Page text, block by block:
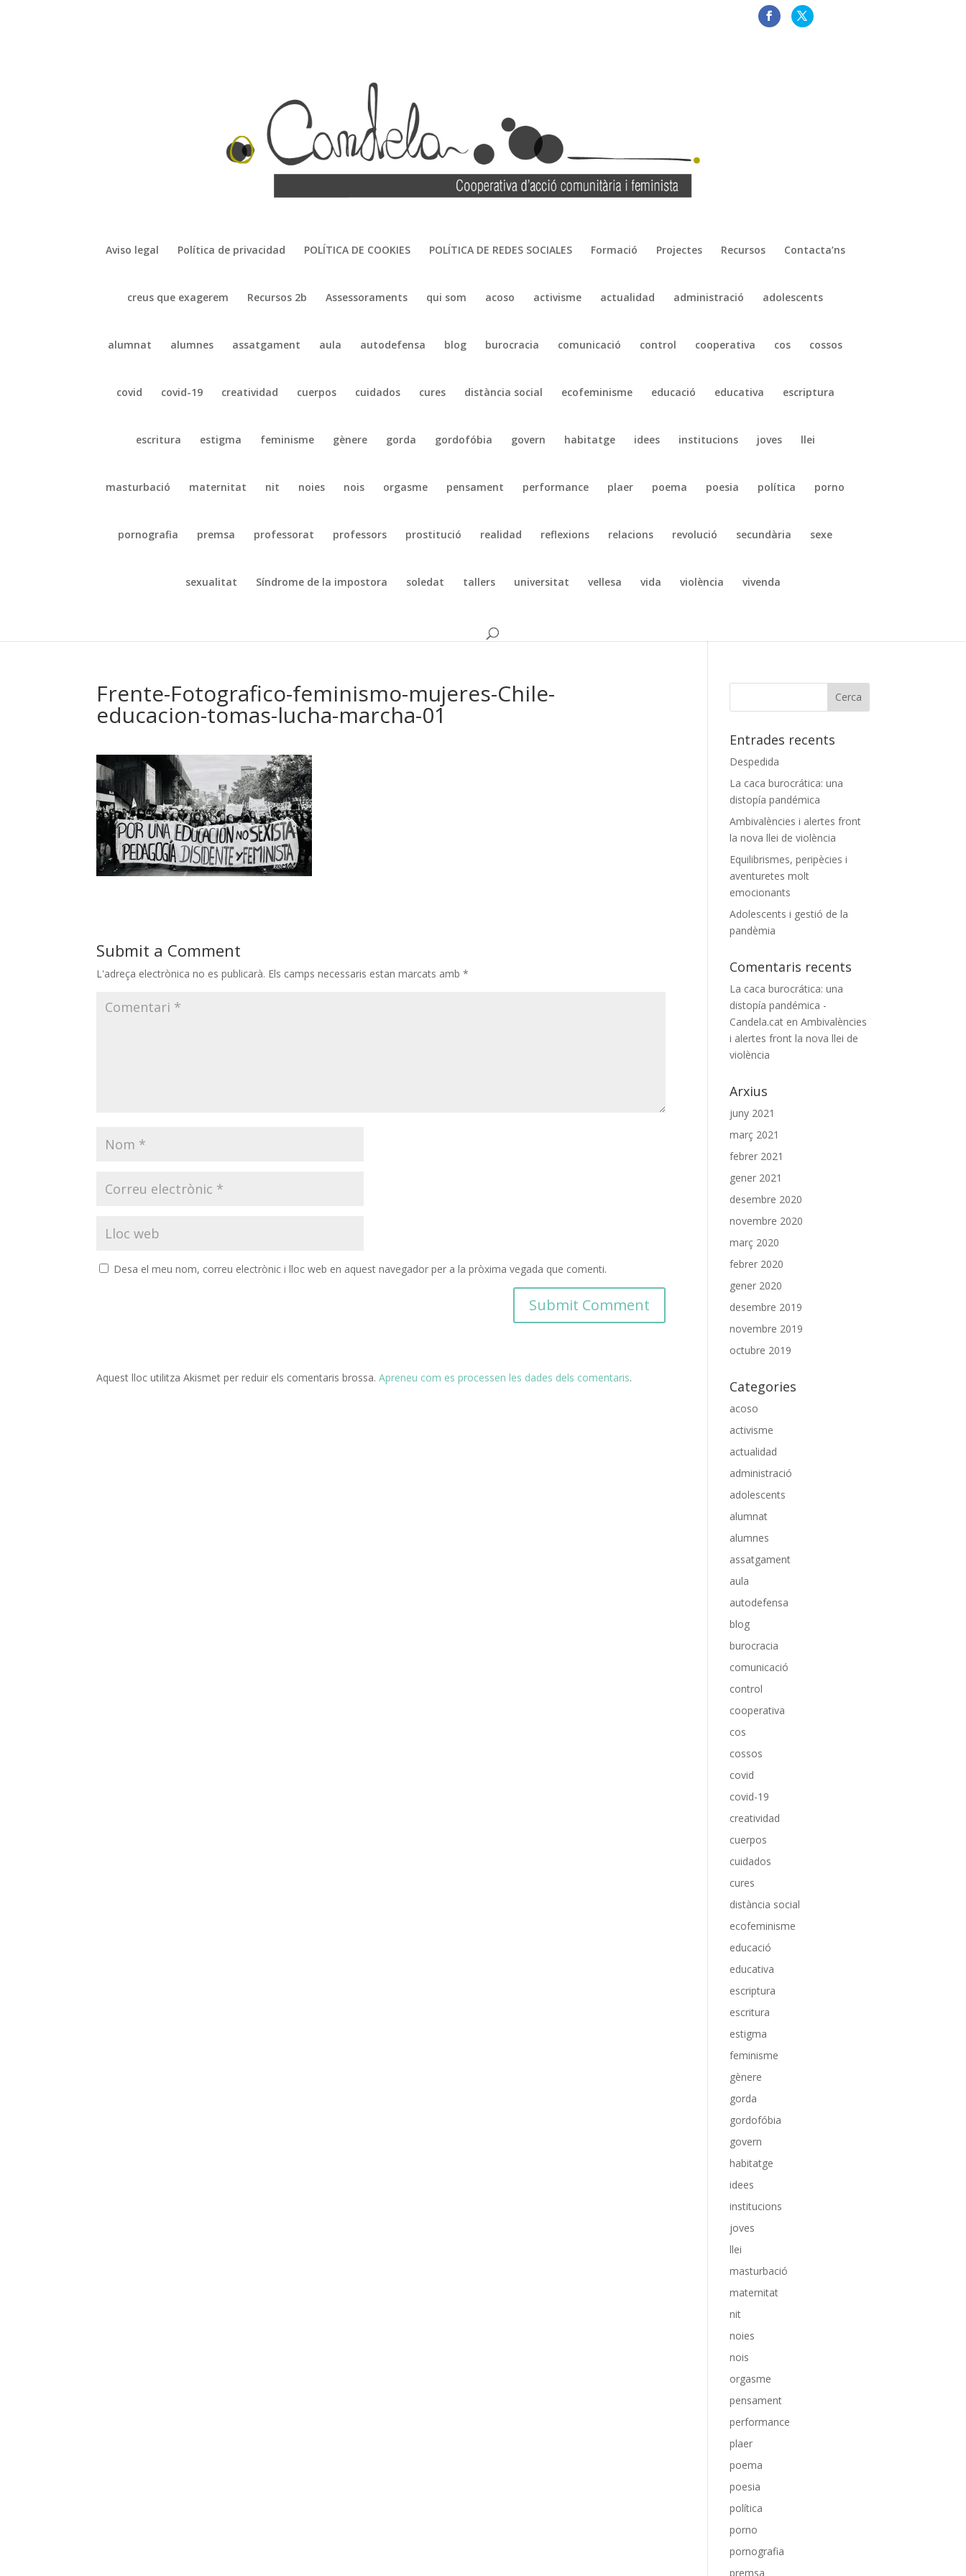
Aviso legal Política de privacidad POLÍTICA DE COOKIES POLÍTICA DE REDES SOCIALES Formació Projectes Recursos Contacta’ns
creus que exagerem Recursos 2b Assessoraments qui som acoso activisme actualidad administració adolescents
alumnat alumnes assatgament aula autodefensa blog burocracia comunicació control cooperativa cos cossos
covid covid-19 creatividad cuerpos cuidados cures distància social ecofeminisme educació educativa escriptura
escritura estigma feminisme gènere gorda gordofóbia govern habitatge idees institucions joves llei
masturbació maternitat nit noies nois orgasme pensament performance plaer poema poesia política porno
pornografia premsa professorat professors prostitució realidad reflexions relacions revolució secundària sexe
sexualitat Síndrome de la impostora soledat tallers universitat vellesa vida violència vivenda
Frente-Fotografico-feminismo-mujeres-Chile-
educacion-tomas-lucha-marcha-01
Submit a Comment
L'adreça electrònica no es publicarà. Els camps necessaris estan marcats amb*
Desa el meu nom, correu electrònic i lloc web en aquest navegador per a la pròxima vegada que comenti.
Aquest lloc utilitza Akismet per reduir els comentaris brossa.Apreneu com es processen les dades dels comentaris.
Entrades recents
Despedida
La caca burocrática: una
distopía pandémica
Ambivalències i alertes front
la nova llei de violència
Equilibrismes, peripècies i
aventuretes molt
emocionants
Adolescents i gestió de la
pandèmia
Comentaris recents
La caca burocrática: una
distopía pandémica -
Candela.cat enAmbivalències
i alertes front la nova llei de
violència
Arxius
juny 2021
març 2021
febrer 2021
gener 2021
desembre 2020
novembre 2020
març 2020
febrer 2020
gener 2020
desembre 2019
novembre 2019
octubre 2019
Categories
acoso
activisme
actualidad
administració
adolescents
alumnat
alumnes
assatgament
aula
autodefensa
blog
burocracia
comunicació
control
cooperativa
cos
cossos
covid
covid-19
creatividad
cuerpos
cuidados
cures
distància social
ecofeminisme
educació
educativa
escriptura
escritura
estigma
feminisme
gènere
gorda
gordofóbia
govern
habitatge
idees
institucions
joves
llei
masturbació
maternitat
nit
noies
nois
orgasme
pensament
performance
plaer
poema
poesia
política
porno
pornografia
premsa